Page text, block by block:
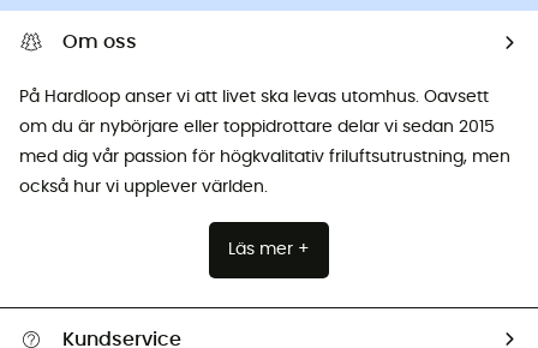
Om oss
På Hardloop anser vi att livet ska levas utomhus. Oavsett
om du är nybörjare eller toppidrottare delar vi sedan 2015
med dig vår passion för högkvalitativ friluftsutrustning, men
också hur vi upplever världen.
Läs mer +
Kundservice